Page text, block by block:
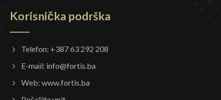
Korisnička podrška
Telefon: +387 63 292 208
E-mail: info@fortis.ba
Web: www.fortis.ba